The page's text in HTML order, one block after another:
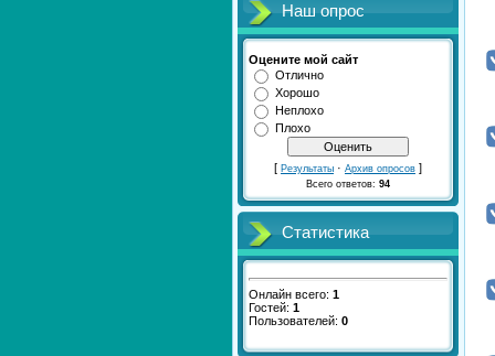
Наш опрос
Оцените мой сайт
Отлично
Хорошо
Неплохо
Плохо
[ Результаты · Архив опросов ]
Всего ответов: 94
Статистика
Онлайн всего: 1
Гостей: 1
Пользователей: 0